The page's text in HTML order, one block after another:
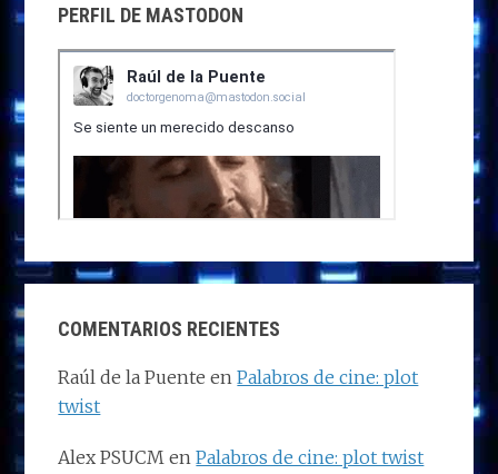
PERFIL DE MASTODON
COMENTARIOS RECIENTES
Raúl de la Puente enPalabros de cine: plot
twist
Alex PSUCM enPalabros de cine: plot twist